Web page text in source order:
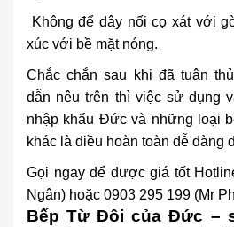
Không để dây nối cọ xát với
xúc với bề mặt nóng.
Chắc chắn sau khi đã tuân
dẫn nêu trên thì việc sử dụng
nhập khẩu Đức và những loại
khác là điều hoàn toàn dễ dàng
Gọi ngay để được giá tốt
Ngân) hoặc 0903 295 199 (Mr
Bếp Từ Đôi của Đức –